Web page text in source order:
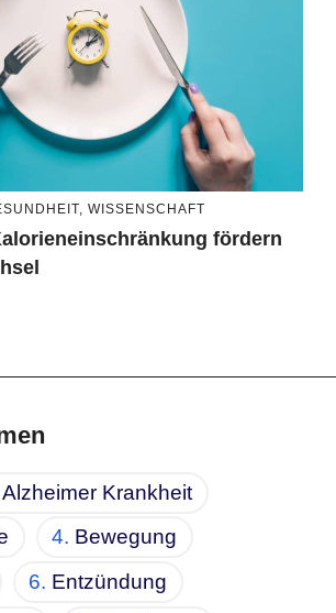
, WISSENSCHAFT
fördern
Alzheimer Krankheit
Bewegung
Entzündung